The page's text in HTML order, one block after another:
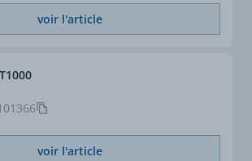
selon NF C 15-100.
voir l'article
voir l'article